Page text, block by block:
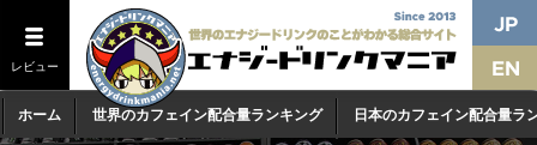
レビュー
ホーム 世界のカフェイン配合量ランキング 日本のカフェイン配合量ラ